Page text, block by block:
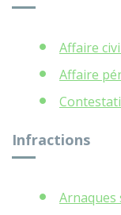
Affaire
Affaire
Infractions
Arnaques